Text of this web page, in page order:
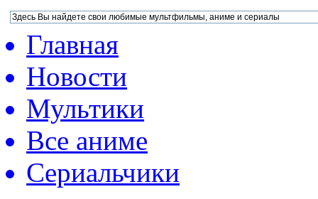
Главная
Новости
Мультики
Все аниме
Сериальчики